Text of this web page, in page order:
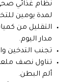
نظام غذائي
لمدة يومين
التقليل من
مدار اليوم.
تجنب التدخين
تناول نصف
ألم البطن.